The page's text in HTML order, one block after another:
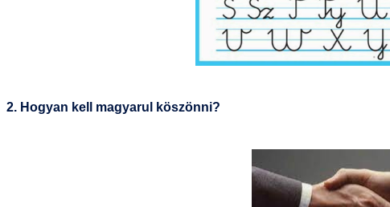
2. Hogyan kell magyarul köszönni?